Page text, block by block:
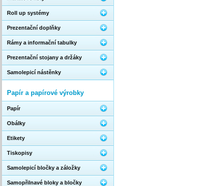
Roll up systémy
Prezentační doplňky
Rámy a informační tabulky
Prezentační stojany a držáky
Samolepicí nástěnky
Papír a papírové výrobky
Papír
Obálky
Etikety
Tiskopisy
Samolepicí bločky a záložky
Samopřilnavé bloky a bločky